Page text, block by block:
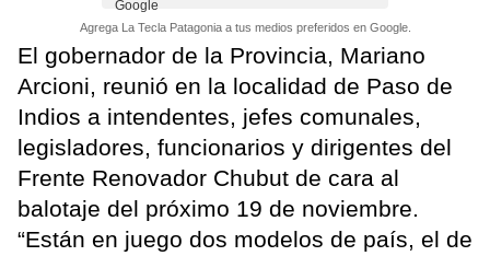
Agrega La Tecla Patagonia a tus medios preferidos en Google.
El gobernador de la Provincia, Mariano
Arcioni, reunió en la localidad de Paso de
Indios a intendentes, jefes comunales,
legisladores, funcionarios y dirigentes del
Frente Renovador Chubut de cara al
balotaje del próximo 19 de noviembre.
“Están en juego dos modelos de país, el de